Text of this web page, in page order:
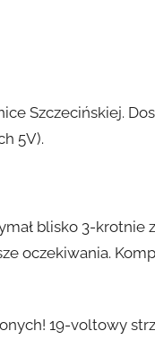
Szczecińskiej.
5V).
blisko 3-krotnie
oczekiwania.
19-voltowy